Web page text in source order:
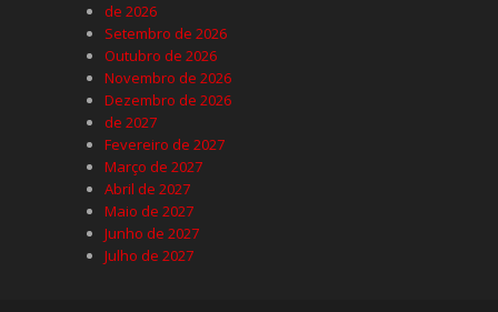
de 2026
Setembro de 2026
Outubro de 2026
Novembro de 2026
Dezembro de 2026
de 2027
Fevereiro de 2027
Março de 2027
Abril de 2027
Maio de 2027
Junho de 2027
Julho de 2027